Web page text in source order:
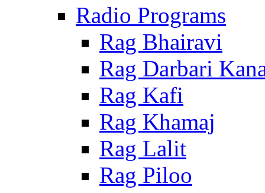
Radio Programs
Rag Bhairavi
Rag Darbari
Rag Kafi
Rag Khamaj
Rag Lalit
Rag Piloo